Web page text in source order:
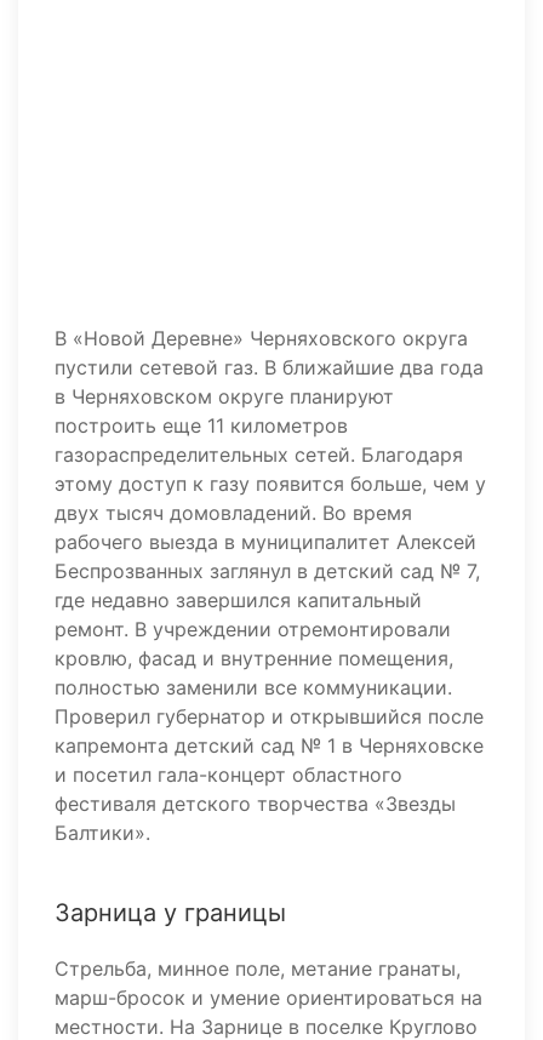
В «Новой Деревне» Черняховского округа
пустили сетевой газ. В ближайшие два года
в Черняховском округе планируют
построить еще 11 километров
газораспределительных сетей. Благодаря
этому доступ к газу появится больше, чем у
двух тысяч домовладений. Во время
рабочего выезда в муниципалитет Алексей
Беспрозванных заглянул в детский сад № 7,
где недавно завершился капитальный
ремонт. В учреждении отремонтировали
кровлю, фасад и внутренние помещения,
полностью заменили все коммуникации.
Проверил губернатор и открывшийся после
капремонта детский сад № 1 в Черняховске
и посетил гала-концерт областного
фестиваля детского творчества «Звезды
Балтики».
Зарница у границы
Стрельба, минное поле, метание гранаты,
марш-бросок и умение ориентироваться на
местности. На Зарнице в поселке Круглово